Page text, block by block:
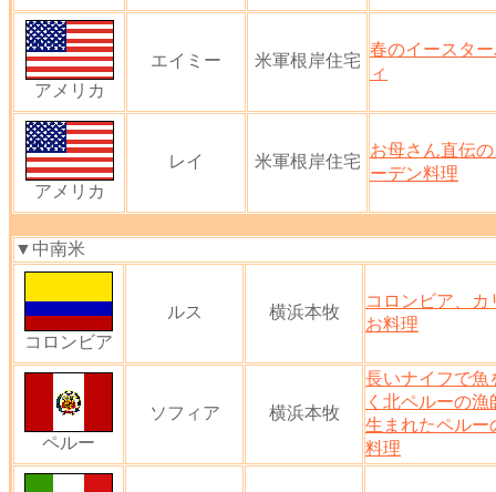
アメリカ
エイミー 米軍根岸住宅
春のイースタ
ィ
アメリカ
レイ 米軍根岸住宅
お母さん直伝
ーデン料理
▼中南米
コロンビア
ルス 横浜本牧
コロンビア、カ
お料理
ペルー
ソフィア 横浜本牧
長いナイフで魚
く北ペルーの漁
生まれたペルー
料理